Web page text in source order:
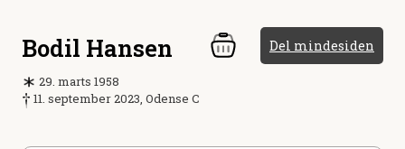
Bodil Hansen Del mindesiden
29. marts 1958
11. september 2023, Odense C